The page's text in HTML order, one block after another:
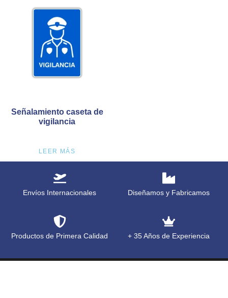
Señalamiento caseta de
vigilancia
LEER MÁS
Envíos Internacionales Diseñamos y Fabricamos
Productos de Primera Calidad + 35 Años de Experiencia